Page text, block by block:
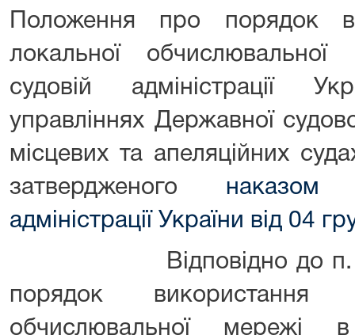
Положення про порядок
локальної
судовій адміністрації
управліннях Державної
місцевих та апеляційних
затвердженого наказом
адміністрації України від 04
Відповідно до п.
порядок використання
обчислювальної мережі